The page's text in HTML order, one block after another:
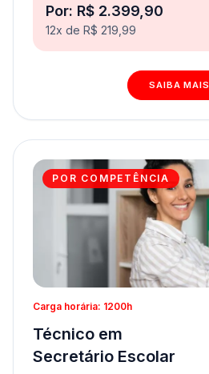
Por: R$ 2.399,90
12x de R$ 219,99
SAIBA MAIS
POR COMPETÊNCIA
Carga horária: 1200h
Técnico em
Secretário Escolar